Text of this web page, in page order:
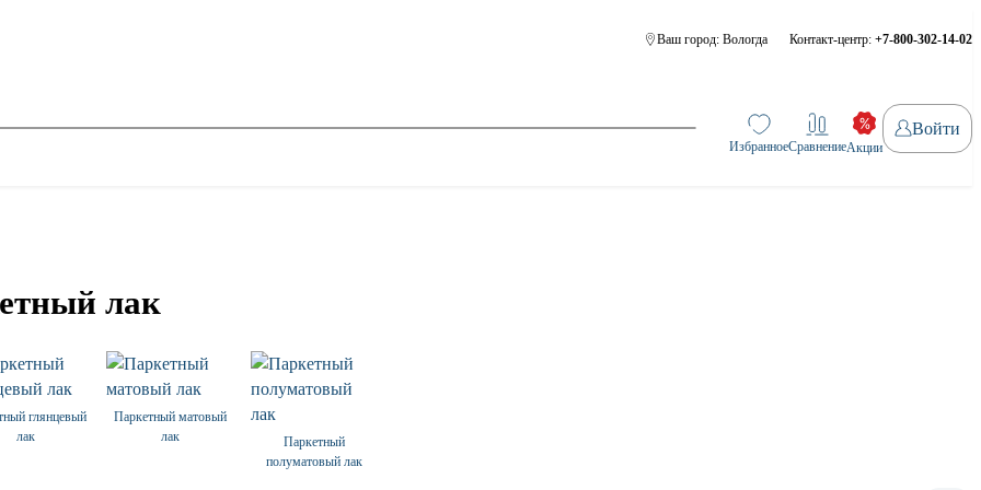
Ваш город: Вологда Контакт-центр: +7-800-302-14-02
ИзбранноеСравнениеАкции
Войти
лак
глянцевый
лак
Паркетный матовый
лак
Паркетный
полуматовый лак